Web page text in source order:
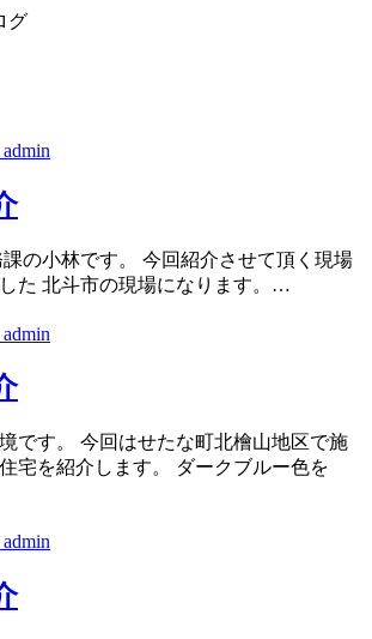
グ
の小林です。 今回紹介させて頂く現場
た 北斗市の現場になります。…
です。 今回はせたな町北檜山地区で施
宅を紹介します。 ダークブルー色を